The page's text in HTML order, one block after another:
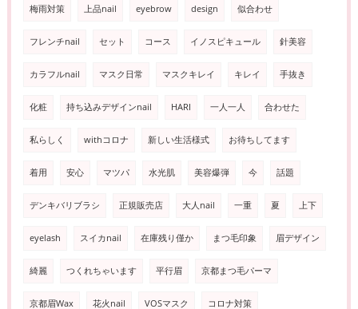
梅雨対策 上品nail eyebrow design 似合わせ
フレンチnail セット コース イノスピキュール 針美容
カラフルnail マスク日常 マスクキレイ キレイ 手抜き
化粧 持ち込みデザインnail HARI 一人一人 合わせた
私らしく withコロナ 新しい生活様式 お待ちしてます
着用 安心 マツパ 水光肌 美容爆弾 今 話題
デンキバリブラシ 正規販売店 大人nail 一重 夏 上下
eyelash スイカnail 在庫残り僅か まつ毛印象 眉デザイン
綺麗 つくれちゃいます 平行眉 京都まつ毛パーマ
京都眉Wax 花火nail VOSマスク コロナ対策